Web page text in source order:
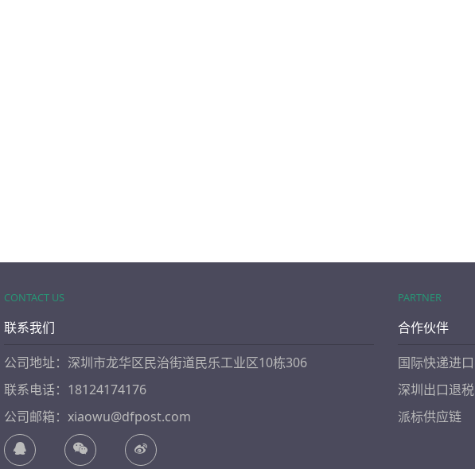
CONTACT US
联系我们
公司地址：深圳市龙华区民治街道民乐工业区10栋306
联系电话：18124174176
公司邮箱：xiaowu@dfpost.com
PARTNER
合作伙伴
国际快递进口
深圳出口退税
派标供应链